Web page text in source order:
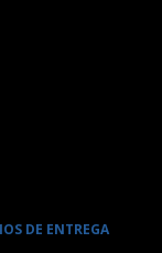
DE ENTREGA